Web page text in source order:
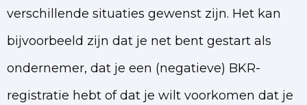
verschillende situaties gewenst zijn. Het kan
bijvoorbeeld zijn dat je net bent gestart als
ondernemer, dat je een (negatieve) BKR-
registratie hebt of dat je wilt voorkomen dat je